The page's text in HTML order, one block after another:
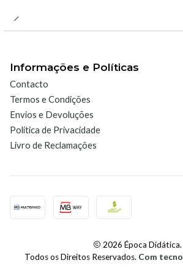
Análise da respiração de
Investigações da qualidade do ar
interiores ou exteriores.
Monitorização de CO? em
fermentação.
dispositivos Vernier, tornando-o
mesmo para estudantes ou
Informações e Políticas
Contacto
Termos e Condições
Envios e Devoluções
Política de Privacidade
Livro de Reclamações
2026 Época Didática.
Todos os Direitos Reservados. Com